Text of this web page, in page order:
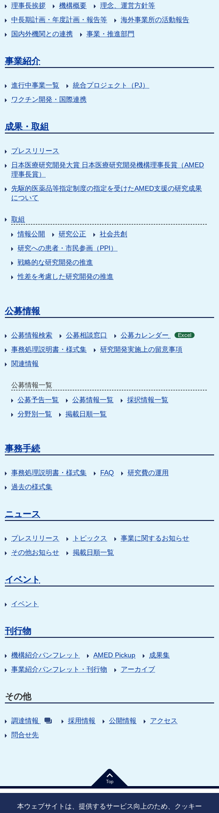
理事長挨拶 機構概要
理念、運営方針等
中長期計画・年度計画・報告等
海外事業所の活動報告
国内外機関との連携
事業・推進部門
事業紹介
進行中事業一覧
統合プロジェクト（PJ）
ワクチン開発・国際連携
成果・取組
プレスリリース
日本医療研究開発大賞 日本医療研究開発機構理事長賞（AMED
理事長賞）
先駆的医薬品等指定制度の指定を受けたAMED支援の研究成果
について
取組
情報公開
研究公正
社会共創
研究への患者・市民参画（PPI）
戦略的な研究開発の推進
性差を考慮した研究開発の推進
公募情報
公募情報検索 公募相談窓口 公募カレンダー Excel
事務処理説明書・様式集
研究開発実施上の留意事項
関連情報
公募情報一覧
公募予告一覧
公募情報一覧
採択情報一覧
分野別一覧
掲載日順一覧
事務手続
事務処理説明書・様式集 FAQ
研究費の運用
過去の様式集
ニュース
プレスリリース トピックス
事業に関するお知らせ
その他お知らせ
掲載日順一覧
イベント
イベント
刊行物
機構紹介パンフレット AMED Pickup
成果集
事業紹介パンフレット・刊行物
アーカイブ
その他
調達情報 採用情報 公開情報
アクセス
問合せ先
Top
本ウェブサイトは、提供するサービス向上のため、クッキー